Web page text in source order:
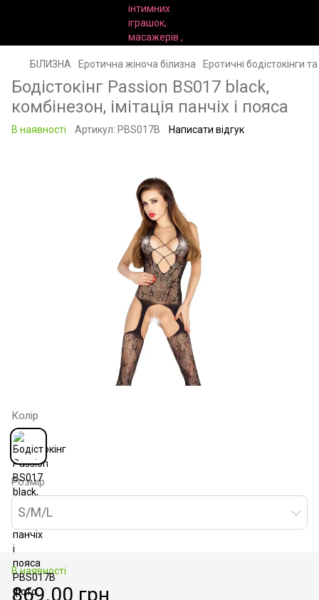
БІЛИЗНА Еротична жіноча білизна Еротичні бодістокінги
Бодістокінг Passion BS017 black,
комбінезон, імітація панчіх і пояса
В наявності Артикул: PBS017B Написати відгук
Колір
Розмір
S/M/L
В наявності
869.00 грн